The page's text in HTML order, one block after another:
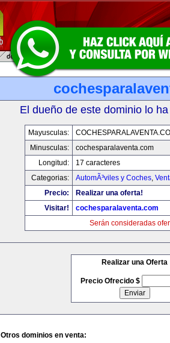
El dueño de este dominio lo
Mayusculas:
Minusculas:
cochesparalaventa.com
Longitud:
17 caracteres
Categorias:
AutomÃ³viles y Coches,
Precio:
Realizar una oferta!
Visitar!
cochesparalaventa.com
Serán consideradas
Realizar una Oferta
Precio Ofrecido $
Otros dominios en venta: